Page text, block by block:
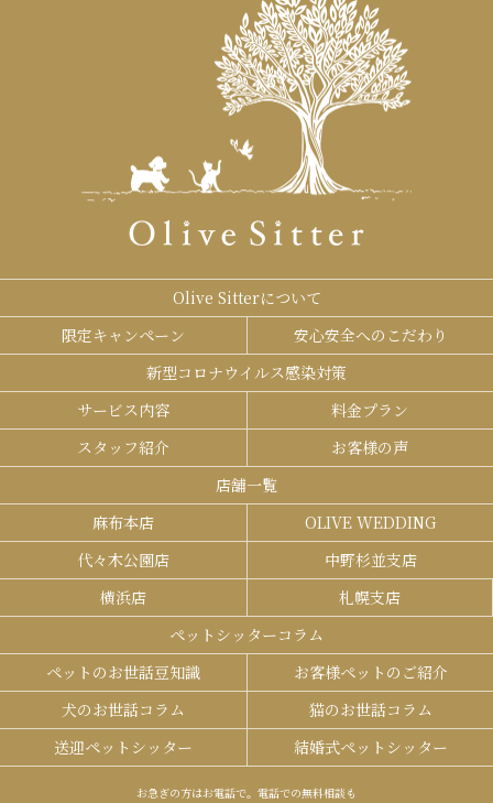
Olive Sitterについて
限定キャンペーン
安心安全へのこだわり
新型コロナウイルス感染対策
サービス内容
料金プラン
スタッフ紹介
お客様の声
店舗一覧
麻布本店
OLIVE WEDDING
代々木公園店
中野杉並支店
横浜店
札幌支店
ペットシッターコラム
ペットのお世話豆知識
お客様ペットのご紹介
犬のお世話コラム
猫のお世話コラム
送迎ペットシッター
結婚式ペットシッター
お急ぎの方はお電話で。電話での無料相談も